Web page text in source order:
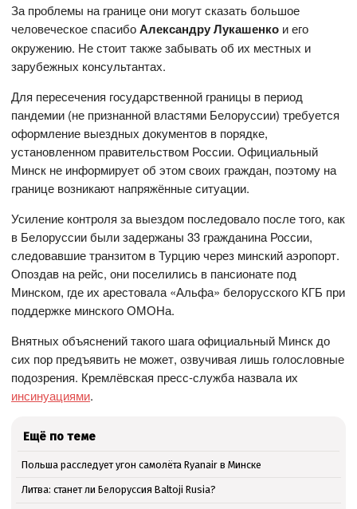
За проблемы на границе они могут сказать большое
человеческое спасибоАлександру Лукашенко и его
окружению. Не стоит также забывать об их местных и
зарубежных консультантах.
Для пересечения государственной границы в период
пандемии (не признанной властями Белоруссии) требуется
оформление выездных документов в порядке,
установленном правительством России. Официальный
Минск не информирует об этом своих граждан, поэтому на
границе возникают напряжённые ситуации.
Усиление контроля за выездом последовало после того, как
в Белоруссии были задержаны 33 гражданина России,
следовавшие транзитом в Турцию через минский аэропорт.
Опоздав на рейс, они поселились в пансионате под
Минском, где их арестовала «Альфа» белорусского КГБ при
поддержке минского ОМОНа.
Внятных объяснений такого шага официальный Минск до
сих пор предъявить не может, озвучивая лишь голословные
подозрения. Кремлёвская пресс-служба назвала их
инсинуациями.
Ещё по теме
Польша расследует угон самолёта Ryanair в Минске
Литва: станет ли Белоруссия Baltoji Rusia?